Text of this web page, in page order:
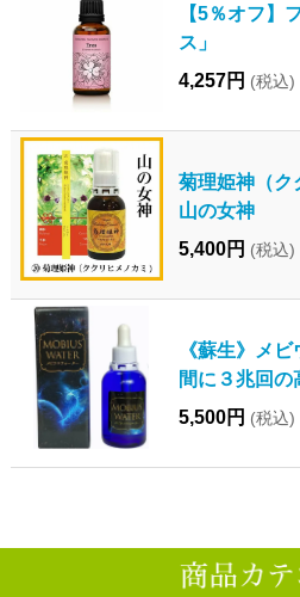
【5％オフ
ス」
4,257円 (税込)
菊理姫神（ク
山の女神
5,400円 (税込)
《蘇生》メ
間に３兆回の
5,500円 (税込)